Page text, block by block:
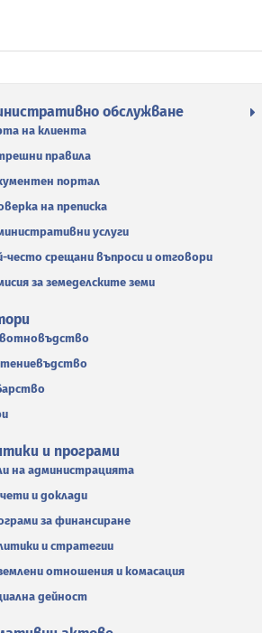
обслужване
на клиента
правила
портал
на преписка
услуги
често срещани въпроси и отговори
за земеделските земи
и програми
на администрацията
и доклади
за финансиране
и стратегии
отношения и комасация
дейност